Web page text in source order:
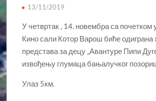
13/11/2019
У четвртак , 14. новембра са почетком
Кино сали Котор Варош биће одиграна
представа за децу „Авантуре Пипи
извођењу глумаца бањалучког
Улаз 5км.